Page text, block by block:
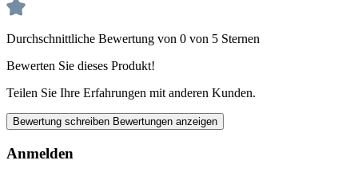
Durchschnittliche Bewertung von 0 von 5 Sternen
Bewerten Sie dieses Produkt!
Teilen Sie Ihre Erfahrungen mit anderen Kunden.
Bewertung schreiben Bewertungen anzeigen
Anmelden